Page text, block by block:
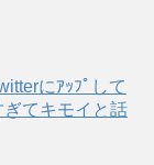
にｱｯﾌﾟして
ぎてキモイと話